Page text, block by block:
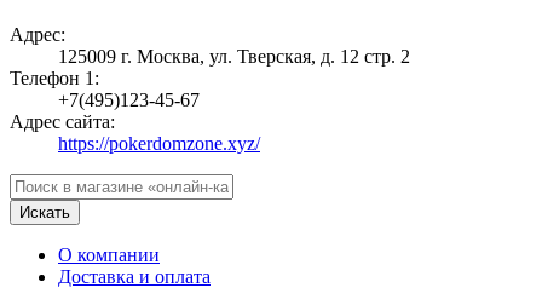
Адрес:
125009 г. Москва, ул. Тверская, д. 12 стр. 2
Телефон 1:
+7(495)123-45-67
Адрес сайта:
https://pokerdomzone.xyz/
Искать
О компании
Доставка и оплата